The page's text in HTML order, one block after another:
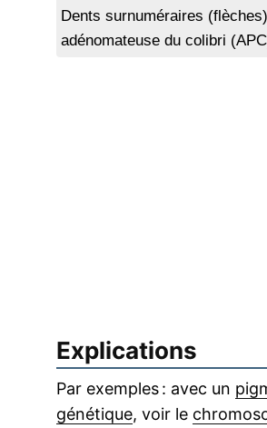
Dents surnuméraires
adénomateuse du colibri
Explications
Par exemples : avec un
génétique, voir le